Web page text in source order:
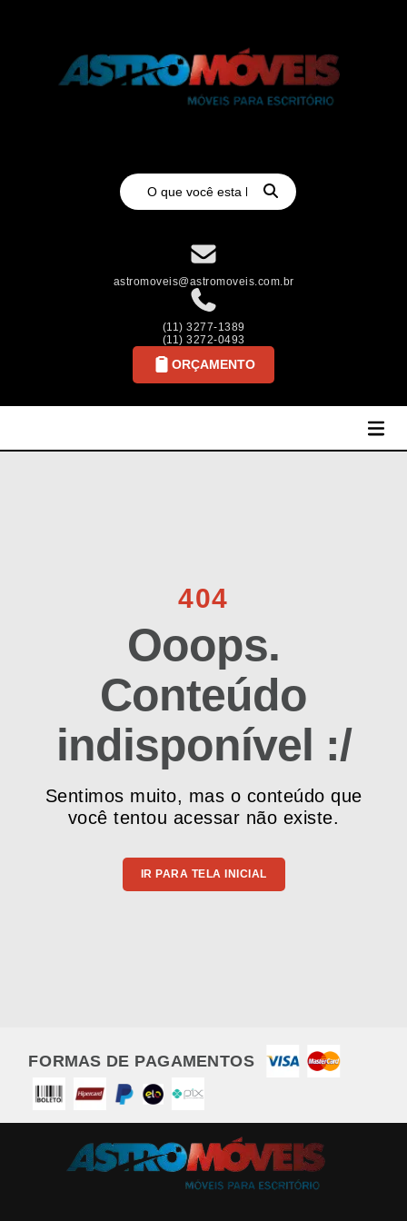
astromoveis@astromoveis.com.br
(11) 3277-1389
(11) 3272-0493
ORÇAMENTO
404
Ooops.
Conteúdo
indisponível :/
Sentimos muito, mas o conteúdo que
você tentou acessar não existe.
IR PARA TELA INICIAL
FORMAS DE PAGAMENTOS